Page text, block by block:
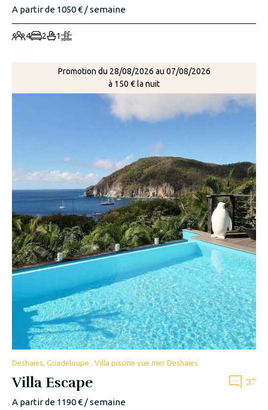
A partir de 1050 € / semaine
4 2 1
Promotion du 28/08/2026 au 07/08/2026
à 150 € la nuit
Deshaies, Guadeloupe . Villa piscine vue mer Deshaies
Villa Escape 37
A partir de 1190 € / semaine